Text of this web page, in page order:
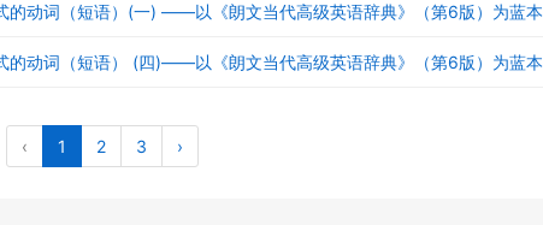
的动词（短语）(一) ——以《朗文当代高级英语辞典》（第6版）为蓝本
的动词（短语） (四)——以《朗文当代高级英语辞典》（第6版）为蓝本
‹ 1 2 3 ›